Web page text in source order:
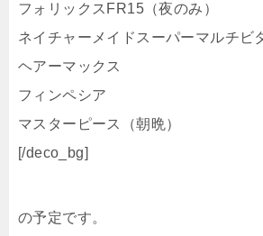
フォリックスFR15（夜のみ）
ネイチャーメイドスーパーマルチビ
ヘアーマックス
フィンペシア
マスターピース（朝晩）
[/deco_bg]
の予定です。